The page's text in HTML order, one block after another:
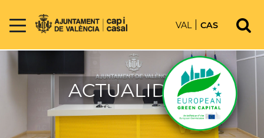
VAL CAS
ACTUALIDAD